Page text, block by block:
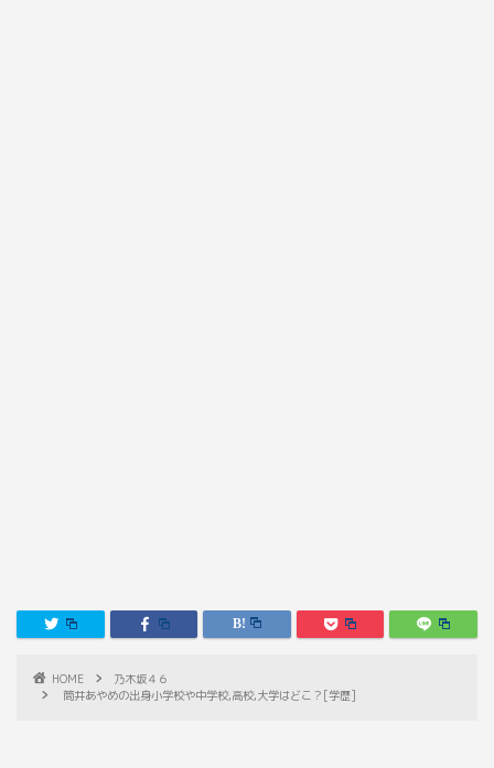
HOME
乃木坂４６
筒井あやめの出身小学校や中学校,高校,大学はどこ？[学歴]